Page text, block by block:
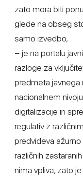
zato mora biti
glede na obseg
samo izvedbo,
− je na portalu
razloge za
predmeta javnega
nacionalnem
digitalizacije in
regulativ z
predvideva
različnih
nima vpliva, zato